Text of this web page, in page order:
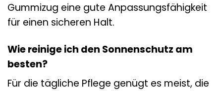
Gummizug eine gute Anpassungsfähigkeit
für einen sicheren Halt.
Wie reinige ich den Sonnenschutz am
besten?
Für die tägliche Pflege genügt es meist, die